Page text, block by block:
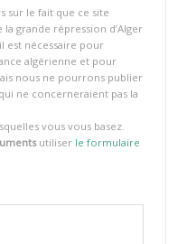
sur le fait que ce site
grande répression d’Alger
est nécessaire pour
algérienne et pour
nous ne pourrons publier
ne concerneraient pas la
vous vous basez.
utiliser le formulaire